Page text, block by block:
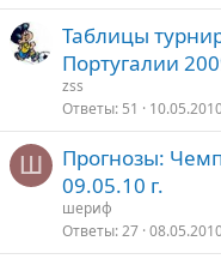
Таблицы
Португалии
zss
Ответы 51
Ш
Прогнозы:
09.05.10 г.
шериф
Ответы 27